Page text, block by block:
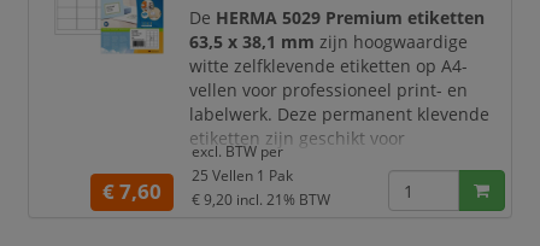
De etiketten zijn pe
De HERMA 5029 Premium etiketten
63,5 x 38,1 mm zijn hoogwaardige
witte zelfklevende etiketten op A4-
vellen voor professioneel print- en
labelwerk. Deze permanent klevende
etiketten zijn geschikt voor
laserprinters, inkjetprinters,
kopieerapparaten,
kleurenlaserprinters en
€ 7,60
excl. BTW per
25 Vellen 1 Pak
€ 9,20 incl. 21% BTW